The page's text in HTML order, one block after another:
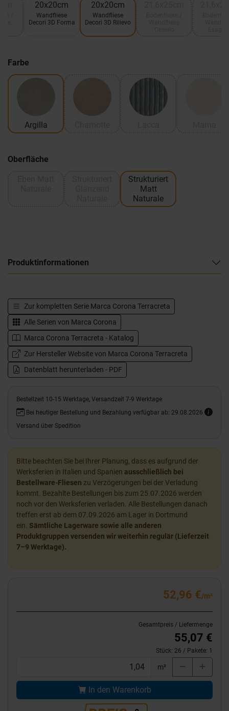
20x20cm
Wandfliese
Decori 3D Forma
20x20cm
Wandfliese
Decori 3D Rilievo
Farbe
Argilla
Oberfläche
Strukturiert
Matt
Naturale
Produktinformationen
Zur kompletten Serie Marca Corona Terracreta
Alle Serien von Marca Corona
Marca Corona Terracreta - Katalog
Zur Hersteller Website von Marca Corona Terracreta
Datenblatt herunterladen - PDF
Bestellzeit 10-15 Werktage, Versandzeit 7-9 Werktage
Bei heutiger Bestellung und Bezahlung verfügbar ab: 29.08.2026
Versand über Spedition
Bitte beachten Sie bei Ihrer Planung, dass es aufgrund der
Werksferien in Italien und Spanien ausschließlich bei
Bestellware-Fliesen zu Verzögerungen bei der Verladung
kommt. Bezahlte Bestellungen bis zum 25.07.2026 werden
noch vor den Werksferien verladen. Alle Bestellungen danach
treffen erst ab dem 07.09.2026 am Lager in Dortmund
ein. Sämtliche Lagerware sowie alle anderen
Produktgruppen versenden wir weiterhin regulär (Lieferzeit
7–9 Werktage).
52,96 €/m²
Gesamtpreis / Liefermenge
55,07 €
Stück: 26 / Pakete: 1
m²
In den Warenkorb